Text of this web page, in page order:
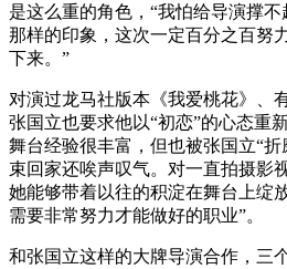
是这么重的角色，“我怕给导演撑
那样的印象，这次一定百分之百努
下来。”
对演过龙马社版本《我爱桃花》、
张国立也要求他以“初恋”的心态重
舞台经验很丰富，但也被张国立“
束回家还唉声叹气。对一直拍摄影
她能够带着以往的积淀在舞台上绽
需要非常努力才能做好的职业”。
和张国立这样的大牌导演合作，三